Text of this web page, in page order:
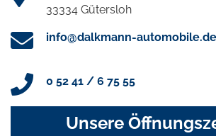
33334 Gütersloh
info@dalkmann-automobile.de
0 52 41 / 6 75 55
Unsere